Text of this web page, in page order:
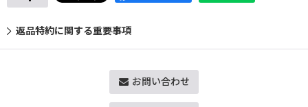
返品特約に関する重要事項
お問い合わせ